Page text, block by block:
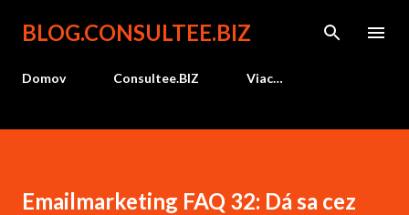
Preskočiť na hlavný obsah
BLOG.CONSULTEE.BIZ
Domov Consultee.BIZ Viac…
Emailmarketing FAQ 32: Dá sa cez